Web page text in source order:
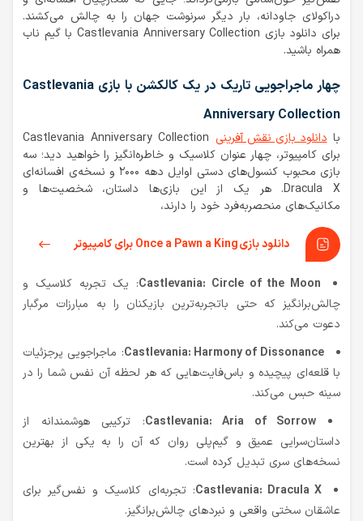
دراکولای جاودانه، بار دیگر سرنوشت جهان را به چالش می‌کشند.
برای دانلود بازی Castlevania Anniversary Collection با گیم ناب
همراه باشید.
چهار ماجراجویی تاریک در یک کالکشن با بازی Castlevania
Anniversary Collection
بادانلود بازی نقش آفرینی Castlevania Anniversary Collection
برای کامپیوتر، چهار عنوان کلاسیک و خاطره‌انگیز را خواهید دید؛ سه
بازی محبوب کنسول‌های دستی اوایل دهه ۲۰۰۰ و نسخه‌ی افسانه‌ای
Dracula X. هر یک از این بازی‌ها داستان، شخصیت‌ها و
مکانیک‌های منحصربه‌فرد خود را دارند،
دانلود بازی Once a Pawn a King برای کامپیوتر
Castlevania: Circle of the Moon: یک تجربه کلاسیک و
چالش‌برانگیز که حتی باتجربه‌ترین بازیکنان را به مبارزات مرگبار
دعوت می‌کند.
Castlevania: Harmony of Dissonance: ماجراجویی پرجزئیات
با قلعه‌ای پیچیده و باس‌فایت‌هایی که هر لحظه آن نفس شما را در
سینه حبس می‌کند.
Castlevania: Aria of Sorrow: ترکیبی هوشمندانه از
داستان‌سرایی عمیق و گیم‌پلی روان که آن را به یکی از بهترین
نسخه‌های سری تبدیل کرده است.
Castlevania: Dracula X: تجربه‌ای کلاسیک و نفس‌گیر برای
عاشقان سختی واقعی و نبردهای چالش‌برانگیز.